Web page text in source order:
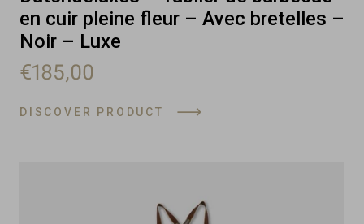
en cuir pleine fleur – Avec bretelles –
Noir – Luxe
€185,00
DISCOVER PRODUCT